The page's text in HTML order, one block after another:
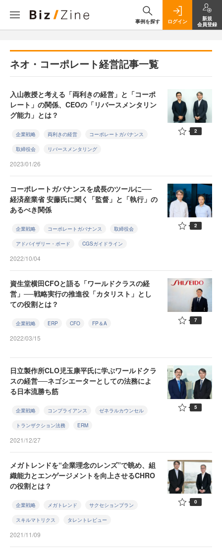
事例を探す ログイン
新規
会員登録
ネオ・コーポレート経営記事一覧
入山教授と考える「両利きの経営」と「コーポ
レート」の関係、CEOの「リバースメンタリン
グ能力」とは？
企業戦略 両利きの経営 コーポレートガバナンス
取締役会 リバースメンタリング
2023/01/26
2
コーポレートガバナンスを成長のツールに──
経済産業省 安藤氏に聞く「監督」と「執行」の
あるべき関係
企業戦略 コーポレートガバナンス 取締役会
アドバイザリー・ボード CGSガイドライン
2022/10/04
2
資生堂横田CFOと語る「ワールドクラスの経
営」──戦略実行の推進役「カタリスト」とし
ての役割とは？
企業戦略 ERP CFO FP＆A
2022/03/15
7
日立製作所CLO児玉康平氏に学ぶワールドクラ
スの経営──ネゴシエーターとしての法務によ
る日本流勝ち筋
企業戦略 コンプライアンス ゼネラルカウンセル
トランザクション法務 ERM
2021/12/27
5
メガトレンドを“企業理念のレンズ”で眺め、組
織能力とエンゲージメントを向上させるCHRO
の役割とは？
企業戦略 メガトレンド サクセションプラン
スキルマトリクス タレントレビュー
2021/11/09
0